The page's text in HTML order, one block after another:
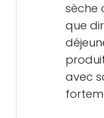
sèche
que
avec